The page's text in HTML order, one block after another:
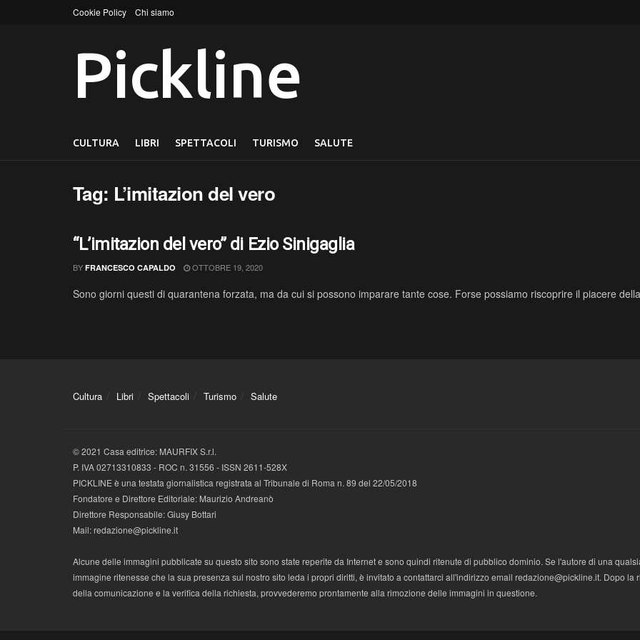
Cookie Policy Chi siamo
Pickline
CULTURA LIBRI SPETTACOLI TURISMO SALUTE
Tag: L’imitazion del vero
“L’imitazion del vero” di Ezio Sinigaglia
BY FRANCESCO CAPALDO OTTOBRE 19, 2020
Sono giorni questi di quarantena forzata, ma da cui si possono imparare tante cose. Forse possiamo riscoprire il piacere
Cultura Libri Spettacoli Turismo Salute
© 2021 Casa editrice: MAURFIX S.r.l.
P. IVA 02713310833 - ROC n. 31556 - ISSN 2611-528X
PICKLINE è una testata giornalistica registrata al Tribunale di Roma n. 89 del 22/05/2018
Fondatore e Direttore Editoriale: Maurizio Andreanò
Direttore Responsabile: Giusy Bottari
Mail: redazione@pickline.it
Alcune delle immagini pubblicate su questo sito sono state reperite da Internet e sono quindi ritenute di pubblico dominio. Se l'autore di una
immagine ritenesse che la sua presenza sul nostro sito leda i propri diritti, è invitato a contattarci all'indirizzo email redazione@pickline.it. Dopo la
della comunicazione e la verifica della richiesta, provvederemo prontamente alla rimozione delle immagini in questione.